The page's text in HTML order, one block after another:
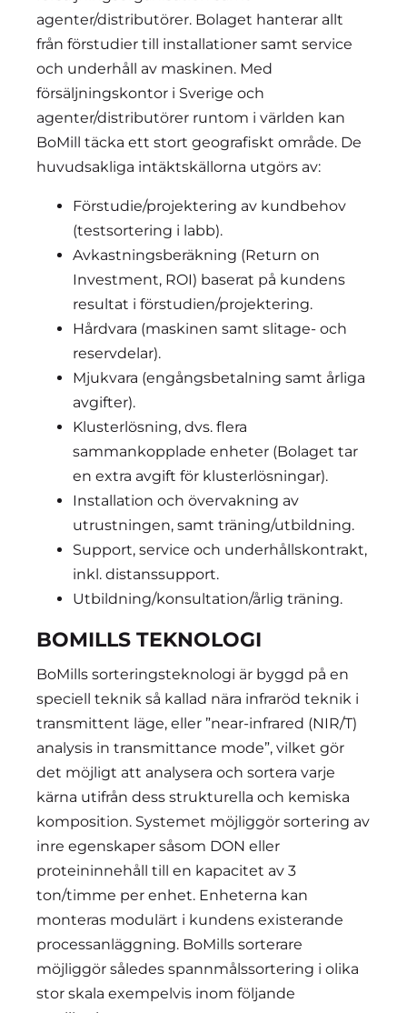
agenter/distributörer. Bolaget hanterar allt
från förstudier till installationer samt service
och underhåll av maskinen. Med
försäljningskontor i Sverige och
agenter/distributörer runtom i världen kan
BoMill täcka ett stort geografiskt område. De
huvudsakliga intäktskällorna utgörs av:
Förstudie/projektering av kundbehov
(testsortering i labb).
Avkastningsberäkning (Return on
Investment, ROI) baserat på kundens
resultat i förstudien/projektering.
Hårdvara (maskinen samt slitage- och
reservdelar).
Mjukvara (engångsbetalning samt årliga
avgifter).
Klusterlösning, dvs. flera
sammankopplade enheter (Bolaget tar
en extra avgift för klusterlösningar).
Installation och övervakning av
utrustningen, samt träning/utbildning.
Support, service och underhållskontrakt,
inkl. distanssupport.
Utbildning/konsultation/årlig träning.
BOMILLS TEKNOLOGI
BoMills sorteringsteknologi är byggd på en
speciell teknik så kallad nära infraröd teknik i
transmittent läge, eller ”near-infrared (NIR/T)
analysis in transmittance mode”, vilket gör
det möjligt att analysera och sortera varje
kärna utifrån dess strukturella och kemiska
komposition. Systemet möjliggör sortering av
inre egenskaper såsom DON eller
proteininnehåll till en kapacitet av 3
ton/timme per enhet. Enheterna kan
monteras modulärt i kundens existerande
processanläggning. BoMills sorterare
möjliggör således spannmålssortering i olika
stor skala exempelvis inom följande